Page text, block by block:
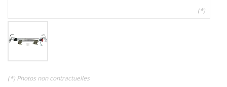
(*)
(*) Photos non contractuelles